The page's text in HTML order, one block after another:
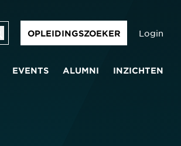
OPLEIDINGSZOEKER Login
EVENTS ALUMNI INZICHTEN